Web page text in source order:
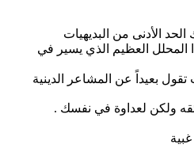
الأدنى من البديهيات
المحلل العظيم الذي يسير في
بعيداً عن المشاعر الدينية
ولكن لعداوة في نفسك .